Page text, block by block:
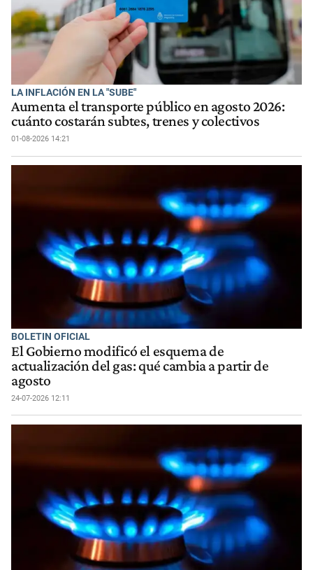
LA INFLACIÓN EN LA "SUBE"
Aumenta el transporte público en agosto 2026:
cuánto costarán subtes, trenes y colectivos
01-08-2026 14:21
BOLETIN OFICIAL
El Gobierno modificó el esquema de
actualización del gas: qué cambia a partir de
agosto
24-07-2026 12:11